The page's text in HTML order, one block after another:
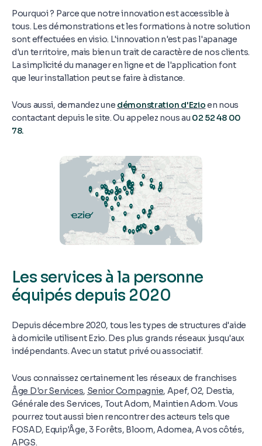
Pourquoi ? Parce que notre innovation est accessible à
tous. Les démonstrations et les formations à notre solution
sont effectuées en visio. L'innovation n'est pas l'apanage
d'un territoire, mais bien un trait de caractère de nos clients.
La simplicité du manager en ligne et de l'application font
que leur installation peut se faire à distance.
Vous aussi, demandez une démonstration d'Ezioen nous
contactant depuis le site. Ou appelez nous au 02 52 48 00
78.
Les services à la personne
équipés depuis 2020
Depuis décembre 2020, tous les types de structures d'aide
à domicile utilisent Ezio. Des plus grands réseaux jusqu'aux
indépendants. Avec un statut privé ou associatif.
Vous connaissez certainement les réseaux de franchises
Âge D'or Services, Senior Compagnie, Apef, O2, Destia,
Générale des Services, Tout Adom, Maintien Adom. Vous
pourrez tout aussi bien rencontrer des acteurs tels que
FOSAD, Equip'Âge, 3 Forêts, Bloom, Adomea, A vos côtés,
APGS.